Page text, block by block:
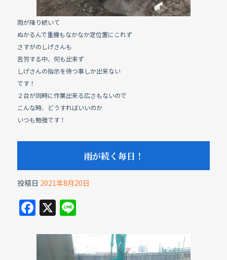
雨が降り続いて
ぬかるんで重機もなかなか定位置にこれず
さすがのしげさんも
苦労する中、何も出来ず
しげさんの指示を待つ事しか出来ない
です！
２台が同時に作業出来る広さもないので
こんな時、どうすればいいのか
いつも勉強です！
雨が続く毎日！
投稿日 2021年8月20日
F
a
c
X Li